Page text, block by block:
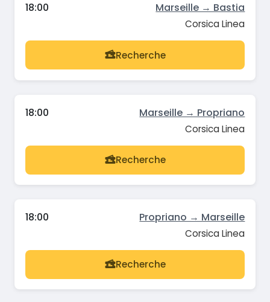
18:00 Marseille → Bastia
Corsica Linea
Recherche
18:00 Marseille → Propriano
Corsica Linea
Recherche
18:00 Propriano → Marseille
Corsica Linea
Recherche